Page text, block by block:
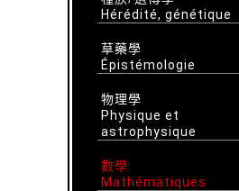
Hérédité, génétique
草藥學
Épistémologie
物理學
Physique et
astrophysique
數學
Mathématiques